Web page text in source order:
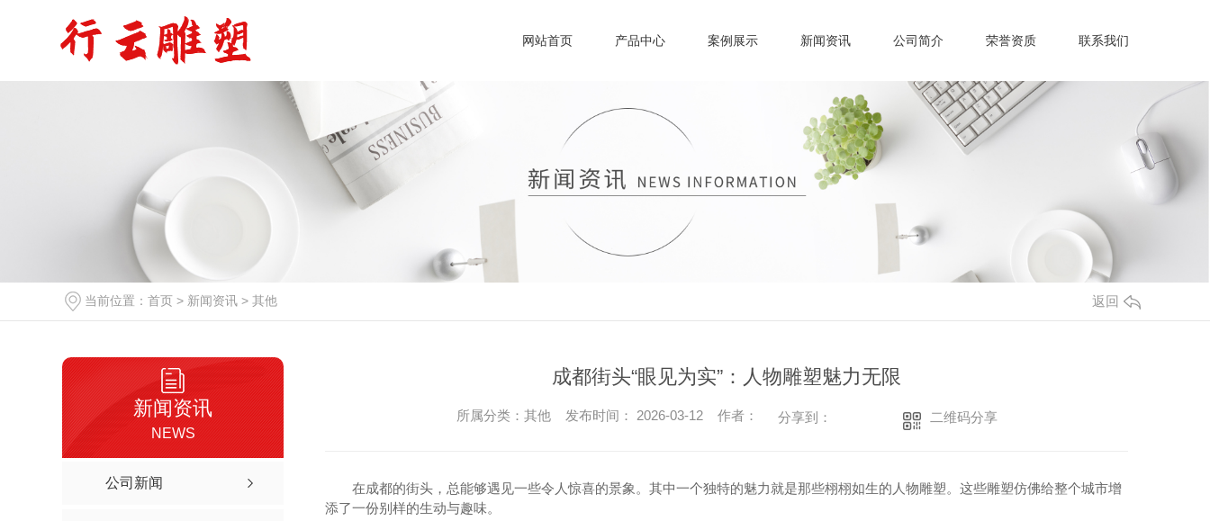
网站首页 产品中心 案例展示 新闻资讯 公司简介 荣誉资质 联系我们
当前位置： 首页 > 新闻资讯 > 其他 返回
新闻资讯
NEWS
公司新闻
成都街头“眼见为实”：人物雕塑魅力无限
所属分类：其他 发布时间： 2026-03-12 作者： 分享到： 二维码分享
在成都的街头，总能够遇见一些令人惊喜的景象。其中一个独特的魅力就是那些栩栩如生的人物雕塑。这些雕塑仿佛给整个城市增
添了一份别样的生动与趣味。